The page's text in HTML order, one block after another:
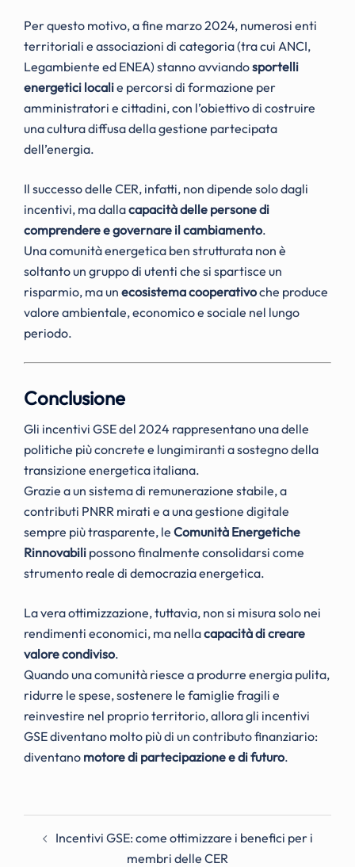
Per questo motivo, a fine marzo 2024, numerosi enti
territoriali e associazioni di categoria (tra cui ANCI,
Legambiente ed ENEA) stanno avviandosportelli
energetici localie percorsi di formazione per
amministratori e cittadini, con l’obiettivo di costruire
una cultura diffusa della gestione partecipata
dell’energia.
Il successo delle CER, infatti, non dipende solo dagli
incentivi, ma dallacapacità delle persone di
comprendere e governare il cambiamento.
Una comunità energetica ben strutturata non è
soltanto un gruppo di utenti che si spartisce un
risparmio, ma un ecosistema cooperativoche produce
valore ambientale, economico e sociale nel lungo
periodo.
Conclusione
Gli incentivi GSE del 2024 rappresentano una delle
politiche più concrete e lungimiranti a sostegno della
transizione energetica italiana.
Grazie a un sistema di remunerazione stabile, a
contributi PNRR mirati e a una gestione digitale
sempre più trasparente, le Comunità Energetiche
Rinnovabili possono finalmente consolidarsi come
strumento reale di democrazia energetica.
La vera ottimizzazione, tuttavia, non si misura solo nei
rendimenti economici, ma nellacapacità di creare
valore condiviso.
Quando una comunità riesce a produrre energia pulita,
ridurre le spese, sostenere le famiglie fragili e
reinvestire nel proprio territorio, allora gli incentivi
GSE diventano molto più di un contributo finanziario:
diventano motore di partecipazione e di futuro.
articolo
Incentivi GSE: come ottimizzare i benefici per i
membri delle CER